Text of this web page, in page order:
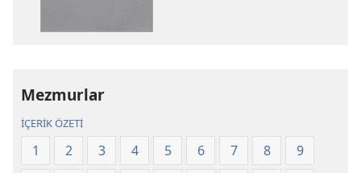
Baskı
(2025)
Baskı
(2025)
Mezmurlar
İÇERİK ÖZETİ
1 2 3 4 5 6 7 8
9